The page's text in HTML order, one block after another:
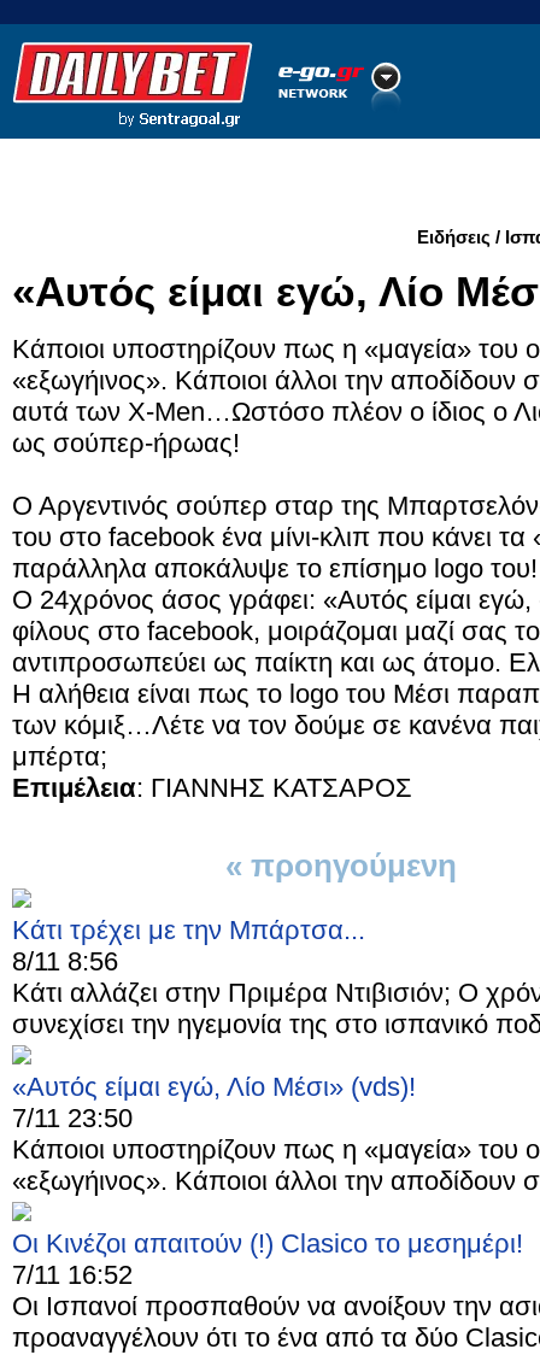
Ειδήσεις /
«Αυτός είμαι εγώ, Λίο
Κάποιοι υποστηρίζουν πως η «μαγεία» του
«εξωγήινος». Κάποιοι άλλοι την αποδίδουν
αυτά των X-Men…Ωστόσο πλέον ο ίδιος ο
ως σούπερ-ήρωας!
Ο Αργεντινός σούπερ σταρ της
του στο facebook ένα μίνι-κλιπ που κάνει
παράλληλα αποκάλυψε το επίσημο logo του!
Ο 24χρόνος άσος γράφει: «Αυτός είμαι
φίλους στο facebook, μοιράζομαι μαζί σας
αντιπροσωπεύει ως παίκτη και ως άτομο.
Η αλήθεια είναι πως το logo του Μέσι
των κόμιξ…Λέτε να τον δούμε σε κανένα
μπέρτα;
Eπιμέλεια: ΓΙΑΝΝΗΣ ΚΑΤΣΑΡΟΣ
« προηγούμενη
Κάτι τρέχει με την Μπάρτσα...
8/11 8:56
Κάτι αλλάζει στην Πριμέρα Ντιβισιόν; Ο
συνεχίσει την ηγεμονία της στο ισπανικό
«Αυτός είμαι εγώ, Λίο Μέσι» (vds)!
7/11 23:50
Κάποιοι υποστηρίζουν πως η «μαγεία» του
«εξωγήινος». Κάποιοι άλλοι την αποδίδουν
Οι Κινέζοι απαιτούν (!) Clasico το μεσημέρι!
7/11 16:52
Οι Ισπανοί προσπαθούν να ανοίξουν την
προαναγγέλουν ότι το ένα από τα δύο